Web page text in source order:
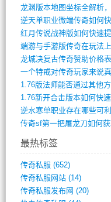
端游与手游版传奇在玩法
龙城决复古传奇赞助价格
1.76版法师能否通过其他
1.76新开合击版本如何快
传奇sf第一把屠龙刀如何
最热标签
传奇私服 (652)
传奇私服网站(14)
传奇私服发布网 (20)